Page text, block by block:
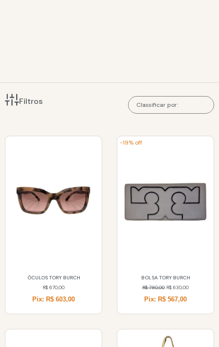
Filtros
ÓCULOS TORY BURCH
R$ 670,00
Pix: R$ 603,00
-19% off
BOLSA TORY BURCH
R$780,00 R$ 630,00
Pix: R$ 567,00